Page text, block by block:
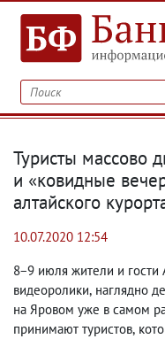
Туристы массово
и «ковидные
алтайского
10.07.2020 12:54
8−9 июля жители и гости
видеоролики, наглядно
на Яровом уже в самом
принимают туристов,